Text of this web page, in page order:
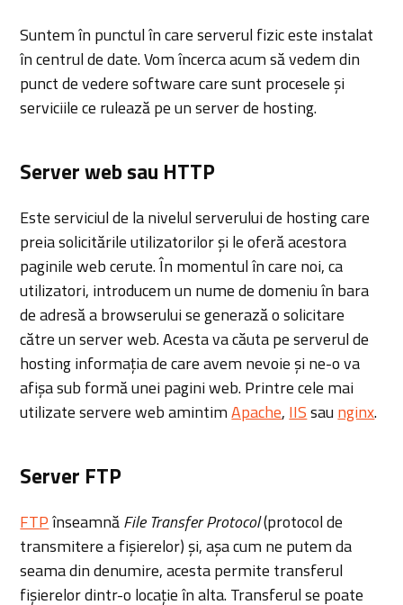
Suntem în punctul în care serverul fizic este instalat
în centrul de date. Vom încerca acum să vedem din
punct de vedere software care sunt procesele și
serviciile ce rulează pe un server de hosting.
Server web sau HTTP
Este serviciul de la nivelul serverului de hosting care
preia solicitările utilizatorilor și le oferă acestora
paginile web cerute. În momentul în care noi, ca
utilizatori, introducem un nume de domeniu în bara
de adresă a browserului se generază o solicitare
către un server web. Acesta va căuta pe serverul de
hosting informația de care avem nevoie și ne-o va
afișa sub formă unei pagini web. Printre cele mai
utilizate servere web amintimApache, IISsau nginx.
Server FTP
FTPînseamnăFile Transfer Protocol(protocol de
transmitere a fișierelor) și, așa cum ne putem da
seama din denumire, acesta permite transferul
fișierelor dintr-o locație în alta. Transferul se poate